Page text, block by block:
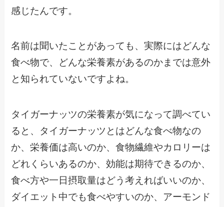
感じたんです。
名前は聞いたことがあっても、実際にはどんな
食べ物で、どんな栄養素があるのかまでは意外
と知られていないですよね。
タイガーナッツの栄養素が気になって調べてい
ると、タイガーナッツとはどんな食べ物なの
か、栄養価は高いのか、食物繊維やカロリーは
どれくらいあるのか、効能は期待できるのか、
食べ方や一日摂取量はどう考えればいいのか、
ダイエット中でも食べやすいのか、アーモンド